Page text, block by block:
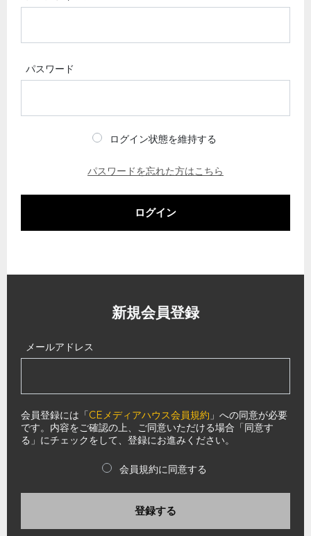
パスワード
ログイン状態を維持する
パスワードを忘れた方はこちら
ログイン
新規会員登録
メールアドレス
会員登録には「CEメディアハウス会員規約 」への同意が必要
です。内容をご確認の上、ご同意いただける場合「同意す
る」にチェックをして、登録にお進みください。
会員規約に同意する
登録する